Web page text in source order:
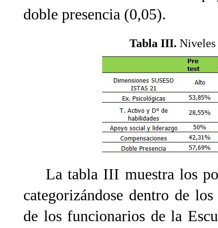
doble presencia (0,05).
Tabla III. Niveles
La tabla III muestra los
categorizándose dentro de
de los funcionarios de la